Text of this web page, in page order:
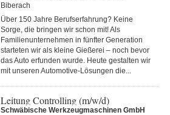
Biberach
Über 150 Jahre Berufserfahrung? Keine
Sorge, die bringen wir schon mit! Als
Familienunternehmen in fünfter Generation
starteten wir als kleine Gießerei – noch bevor
das Auto erfunden wurde. Heute gestalten wir
mit unseren Automotive-Lösungen die...
Leitung Controlling (m/w/d)
Schwäbische Werkzeugmaschinen GmbH